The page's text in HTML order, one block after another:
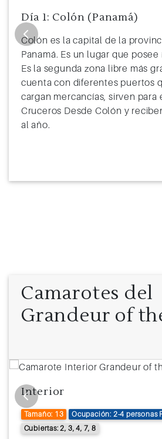
Día 1: Colón (Panamá)
Colón es la capital de la
Panamá. Es un lugar que
Es la segunda zona libre más
cuenta con diferentes puertos
cargan mercancías, sirven para
Cruceros Desde Colón y
al año.
Camarotes del
Grandeur of
Interior
Tamaño: 13
Ocupación: 2-4 personas
Cubiertas: 2, 3, 4, 7, 8